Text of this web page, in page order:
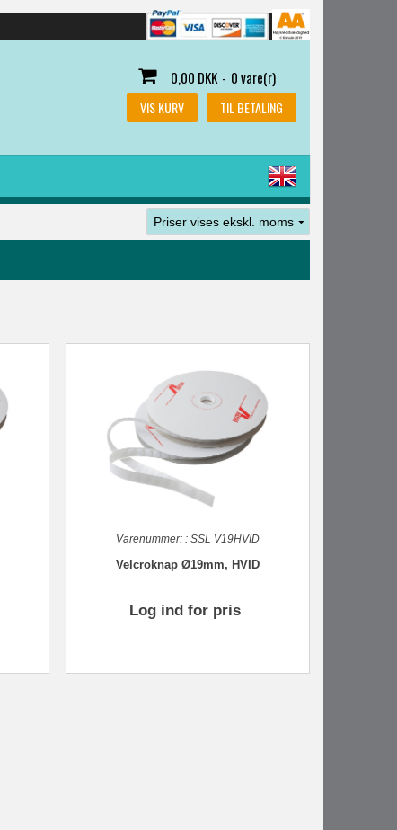
0,00 DKK - 0 vare(r)
VIS KURV TIL BETALING
Varenummer:: SSL V19HVID
Velcroknap Ø19mm, HVID
Log ind for pris